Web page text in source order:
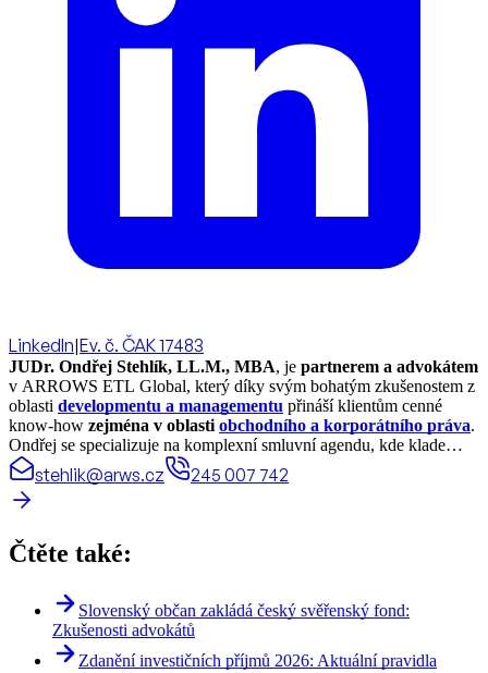
LinkedIn|Ev. č. ČAK 17483
JUDr. Ondřej Stehlík, LL.M., MBA, je partnerem a advokátem
v ARROWS ETL Global, který díky svým bohatým zkušenostem z
oblasti developmentu a managementu přináší klientům cenné
know-how zejména v oblasti obchodního a korporátního práva.
Ondřej se specializuje na komplexní smluvní agendu, kde klade
důraz na precizní vyjednávání smluvních podmínek s cílem chránit
zájmy klientů. Jeho expertiza zahrnuje také investiční akvizice,
přeměny obchodních společností, nemovitostní právo a mimosoudní
pomáhá Ondřej klientům dosahovat obchodních cílů s maximální
právní jistotou.
stehlik@arws.cz 245 007 742
Čtěte také:
Slovenský občan zakládá český svěřenský fond:
Zkušenosti advokátů
Zdanění investičních příjmů 2026: Aktuální pravidla